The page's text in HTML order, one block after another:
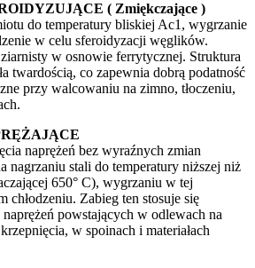
( Zmiękczające )
do temperatury bliskiej Ac1, wygrzanie
w celu sferoidyzacji węglików.
w osnowie ferrytycznej. Struktura
twardością, co zapewnia dobrą podatność
przy walcowaniu na zimno, tłoczeniu,
naprężeń bez wyraźnych zmian
nagrzaniu stali do temperatury niższej niż
650° C), wygrzaniu w tej
chłodzeniu. Zabieg ten stosuje się
powstających w odlewach na
w spoinach i materiałach